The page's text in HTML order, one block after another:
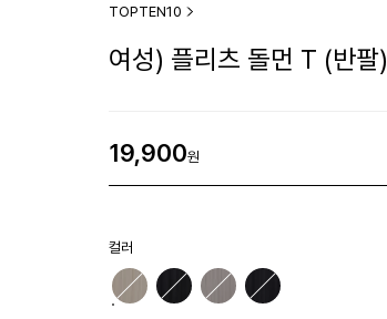
TOPTEN10
여성) 플리츠 돌먼 T (반팔)
19,900원
컬러